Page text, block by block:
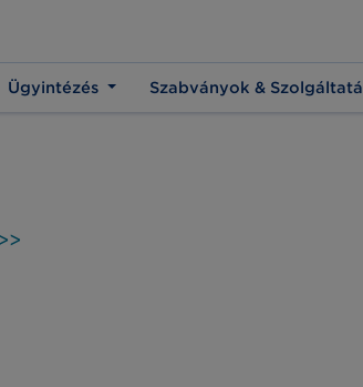
Ügyintézés Szabványok &